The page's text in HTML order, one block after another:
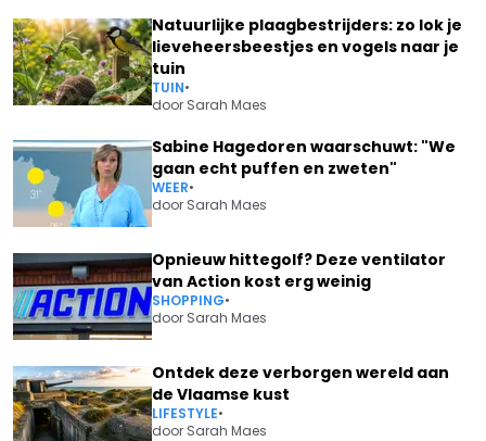
Natuurlijke plaagbestrijders: zo lok je
lieveheersbeestjes en vogels naar je
tuin
TUIN•
door Sarah Maes
Sabine Hagedoren waarschuwt: "We
gaan echt puffen en zweten"
WEER•
door Sarah Maes
Opnieuw hittegolf? Deze ventilator
van Action kost erg weinig
SHOPPING•
door Sarah Maes
Ontdek deze verborgen wereld aan
de Vlaamse kust
LIFESTYLE•
door Sarah Maes